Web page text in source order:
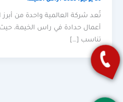
تُعد شركة العالمية واحدة من
أعمال حدادة في راس الخيمة،
تناسب […]